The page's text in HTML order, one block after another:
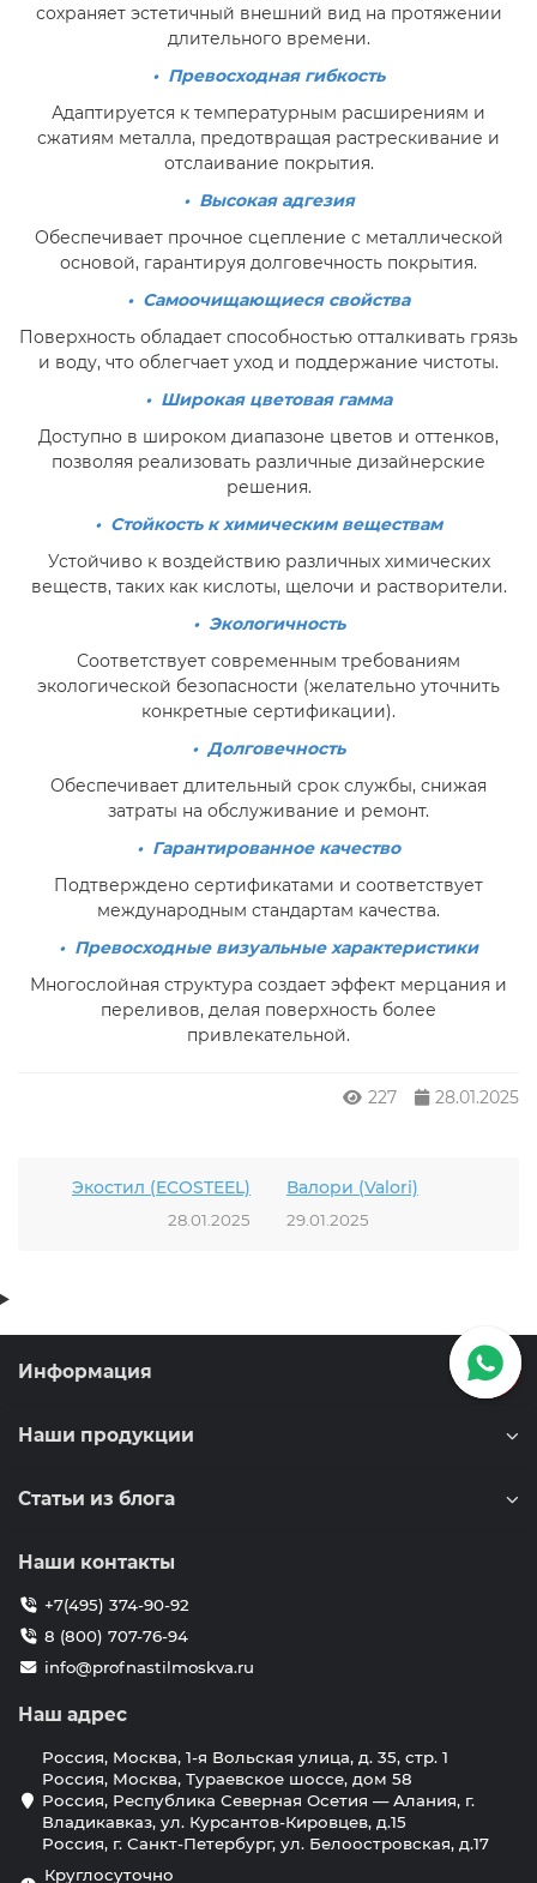
сохраняет эстетичный внешний вид на протяжении
длительного времени.
• Превосходная гибкость
Адаптируется к температурным расширениям и
сжатиям металла, предотвращая растрескивание и
отслаивание покрытия.
• Высокая адгезия
Обеспечивает прочное сцепление с металлической
основой, гарантируя долговечность покрытия.
• Самоочищающиеся свойства
Поверхность обладает способностью отталкивать грязь
и воду, что облегчает уход и поддержание чистоты.
• Широкая цветовая гамма
Доступно в широком диапазоне цветов и оттенков,
позволяя реализовать различные дизайнерские
решения.
• Стойкость к химическим веществам
Устойчиво к воздействию различных химических
веществ, таких как кислоты, щелочи и растворители.
• Экологичность
Соответствует современным требованиям
экологической безопасности (желательно уточнить
конкретные сертификации).
• Долговечность
Обеспечивает длительный срок службы, снижая
затраты на обслуживание и ремонт.
• Гарантированное качество
Подтверждено сертификатами и соответствует
международным стандартам качества.
• Превосходные визуальные характеристики
Многослойная структура создает эффект мерцания и
переливов, делая поверхность более
привлекательной.
227 28.01.2025
Экостил (ECOSTEEL)
28.01.2025
Валори (Valori)
29.01.2025
Информация
Наши продукции
Статьи из блога
Наши контакты
+7(495) 374-90-92
8 (800) 707-76-94
info@profnastilmoskva.ru
Наш адрес
Россия, Москва, 1-я Вольская улица, д. 35, стр. 1
Россия, Москва, Тураевское шоссе, дом 58
Россия, Республика Северная Осетия — Алания, г.
Владикавказ, ул. Курсантов-Кировцев, д.15
Россия, г. Санкт-Петербург, ул. Белоостровская, д.17
Круглосуточно